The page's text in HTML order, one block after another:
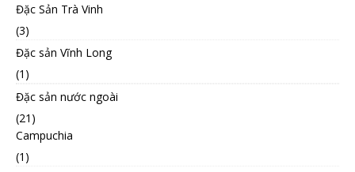
Đặc Sản Trà Vinh
(3)
Đặc sản Vĩnh Long
(1)
Đặc sản nước ngoài
(21)
Campuchia
(1)